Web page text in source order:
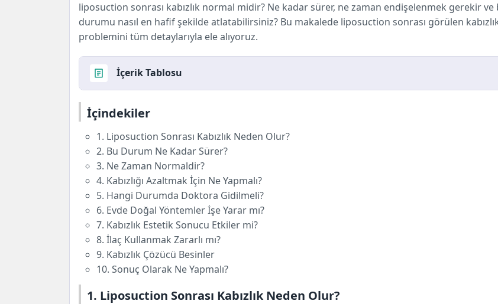
liposuction sonrası kabızlık normal midir? Ne kadar sürer, ne zaman endişelenmek gerekir ve
durumu nasıl en hafif şekilde atlatabilirsiniz? Bu makalede liposuction sonrası görülen
problemini tüm detaylarıyla ele alıyoruz.
İçerik Tablosu
1. Liposuction Sonrası Kabızlık Neden Olur?
2. Bu Durum Ne Kadar Sürer?
3. Ne Zaman Normaldir?
4. Kabızlığı Azaltmak İçin Ne Yapmalı?
5. Hangi Durumda Doktora Gidilmeli?
6. Evde Doğal Yöntemler İşe Yarar mı?
7. Kabızlık Estetik Sonucu Etkiler mi?
8. İlaç Kullanmak Zararlı mı?
9. Kabızlık Çözücü Besinler
10. Sonuç Olarak Ne Yapmalı?
İçindekiler
1. Liposuction Sonrası Kabızlık Neden Olur?
2. Bu Durum Ne Kadar Sürer?
3. Ne Zaman Normaldir?
4. Kabızlığı Azaltmak İçin Ne Yapmalı?
5. Hangi Durumda Doktora Gidilmeli?
6. Evde Doğal Yöntemler İşe Yarar mı?
7. Kabızlık Estetik Sonucu Etkiler mi?
8. İlaç Kullanmak Zararlı mı?
9. Kabızlık Çözücü Besinler
10. Sonuç Olarak Ne Yapmalı?
1. Liposuction Sonrası Kabızlık Neden Olur?